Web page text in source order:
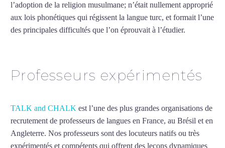
l’adoption de la religion musulmane; n’était nullement approprié
aux lois phonétiques qui régissent la langue turc, et formait l’une
des principales difficultés que l’on éprouvait à l’étudier.
Professeurs expérimentés
TALK and CHALK est l’une des plus grandes organisations de
recrutement de professeurs de langues en France, au Brésil et en
Angleterre. Nos professeurs sont des locuteurs natifs ou très
expérimentés et compétents qui offrent des leçons dynamiques